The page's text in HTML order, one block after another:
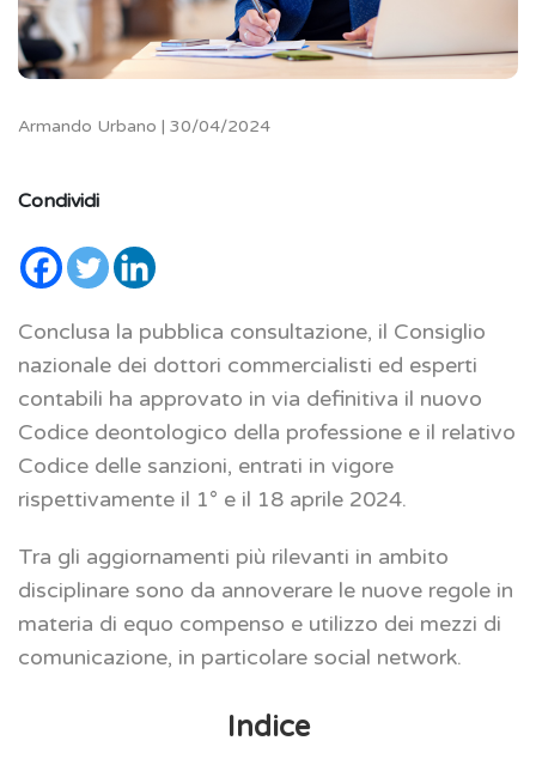
Armando Urbano | 30/04/2024
Condividi
Conclusa la pubblica consultazione, il Consiglio
nazionale dei dottori commercialisti ed esperti
contabili ha approvato in via definitiva il nuovo
Codice deontologico della professione e il relativo
Codice delle sanzioni, entrati in vigore
rispettivamente il 1° e il 18 aprile 2024.
Tra gli aggiornamenti più rilevanti in ambito
disciplinare sono da annoverare le nuove regole in
materia di equo compenso e utilizzo dei mezzi di
comunicazione, in particolare social network.
Indice